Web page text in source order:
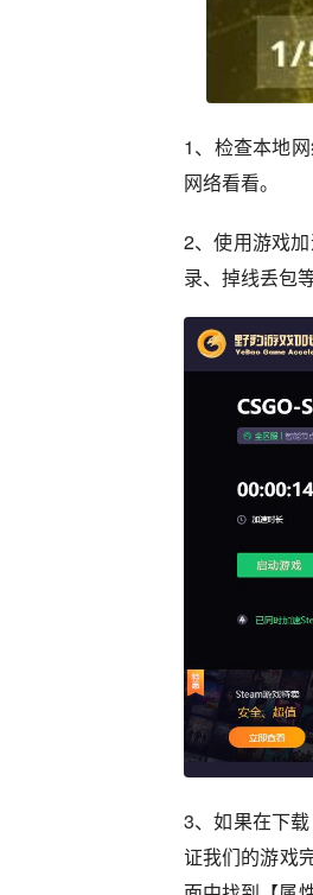
1、检查本地
网络看看。
2、使用游戏
录、掉线丢包
3、如果在下
证我们的游戏